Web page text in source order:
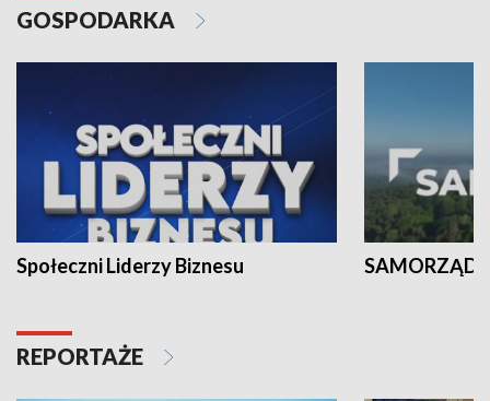
GOSPODARKA
Społeczni Liderzy Biznesu SAMORZĄD
REPORTAŻE